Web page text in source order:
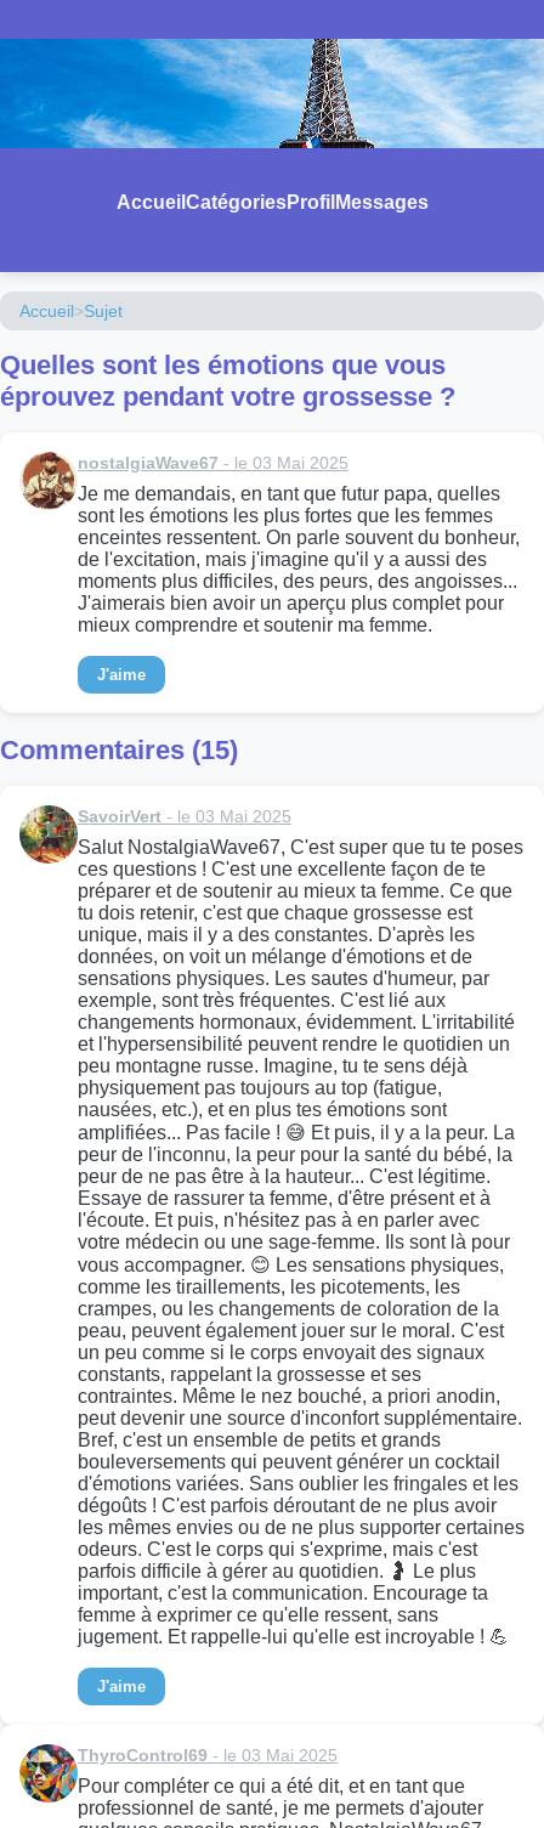
Accueil CatégoriesProfil Messages
Accueil>Sujet
Quelles sont les émotions que vous
éprouvez pendant votre grossesse ?
nostalgiaWave67 - le 03 Mai 2025
Je me demandais, en tant que futur papa, quelles
sont les émotions les plus fortes que les femmes
enceintes ressentent. On parle souvent du bonheur,
de l'excitation, mais j'imagine qu'il y a aussi des
moments plus difficiles, des peurs, des angoisses...
J'aimerais bien avoir un aperçu plus complet pour
mieux comprendre et soutenir ma femme.
J'aime
Commentaires (15)
SavoirVert - le 03 Mai 2025
Salut NostalgiaWave67, C'est super que tu te poses
ces questions ! C'est une excellente façon de te
préparer et de soutenir au mieux ta femme. Ce que
tu dois retenir, c'est que chaque grossesse est
unique, mais il y a des constantes. D'après les
données, on voit un mélange d'émotions et de
sensations physiques. Les sautes d'humeur, par
exemple, sont très fréquentes. C'est lié aux
changements hormonaux, évidemment. L'irritabilité
et l'hypersensibilité peuvent rendre le quotidien un
peu montagne russe. Imagine, tu te sens déjà
physiquement pas toujours au top (fatigue,
nausées, etc.), et en plus tes émotions sont
amplifiées... Pas facile ! 😅 Et puis, il y a la peur. La
peur de l'inconnu, la peur pour la santé du bébé, la
peur de ne pas être à la hauteur... C'est légitime.
Essaye de rassurer ta femme, d'être présent et à
l'écoute. Et puis, n'hésitez pas à en parler avec
votre médecin ou une sage-femme. Ils sont là pour
vous accompagner. 😊 Les sensations physiques,
comme les tiraillements, les picotements, les
crampes, ou les changements de coloration de la
peau, peuvent également jouer sur le moral. C'est
un peu comme si le corps envoyait des signaux
constants, rappelant la grossesse et ses
contraintes. Même le nez bouché, a priori anodin,
peut devenir une source d'inconfort supplémentaire.
Bref, c'est un ensemble de petits et grands
bouleversements qui peuvent générer un cocktail
d'émotions variées. Sans oublier les fringales et les
dégoûts ! C'est parfois déroutant de ne plus avoir
les mêmes envies ou de ne plus supporter certaines
odeurs. C'est le corps qui s'exprime, mais c'est
parfois difficile à gérer au quotidien. 🤰 Le plus
important, c'est la communication. Encourage ta
femme à exprimer ce qu'elle ressent, sans
jugement. Et rappelle-lui qu'elle est incroyable ! 💪
J'aime
ThyroControl69 - le 03 Mai 2025
Pour compléter ce qui a été dit, et en tant que
professionnel de santé, je me permets d'ajouter